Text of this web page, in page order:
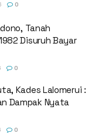
0
Tanah
Disuruh Bayar
0
Kades Lalomerui :
Dampak Nyata
0